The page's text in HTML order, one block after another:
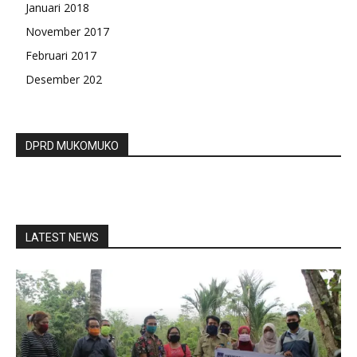
Januari 2018
November 2017
Februari 2017
Desember 202
DPRD MUKOMUKO
LATEST NEWS